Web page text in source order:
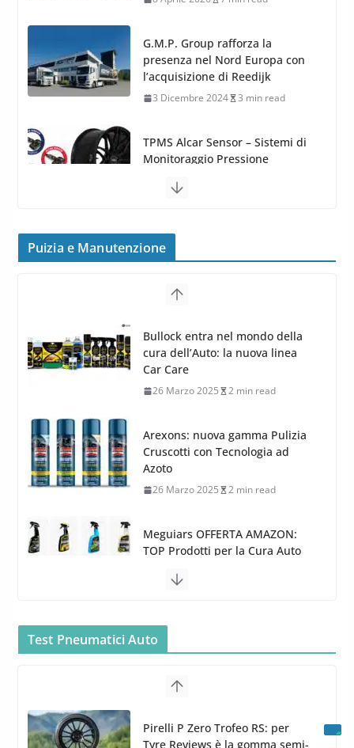
TPMS Alcar Sensor – Sistemi di
Monitoraggio Pressione
MAK 2019 – 2020
Cerchi in Lega Volvo: Nuovi
24 Luglio 2019
Puizia e Manutenzione
cura dell’Auto: la nuova linea
Car Care
Arexons: nuova gamma Pulizia
Cruscotti con Tecnologia ad
Meguiars OFFERTA AMAZON:
TOP Prodotti per la Cura Auto
Bidoni per la Pulizia Auto
MTM PF22.2: La Migliore Foam
5 Maggio 2022
Test Pneumatici Auto
Tyre Reviews è la gomma semi-
slick da battere